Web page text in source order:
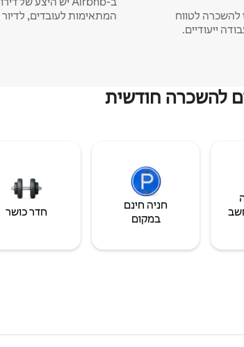
להשכרה לטווח
המתאימות לעובדים, לדיור
להשכרה חודשית
חניה חינם
במקום
חדר כושר